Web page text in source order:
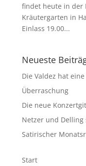
findet heute in der
Kräutergarten in
Einlass 19.00...
Neueste
Die Valdez hat
Überraschung
Die neue
Netzer und Delling
Satirischer
Start